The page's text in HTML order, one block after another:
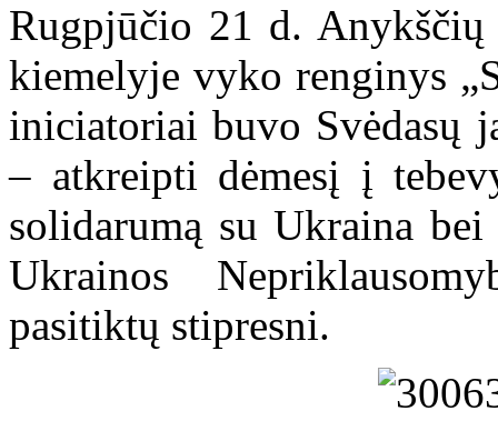
Rugpjūčio 21 d. Anykščių
kiemelyje vyko renginys
iniciatoriai buvo Svėdasų
– atkreipti dėmesį į
solidarumą su Ukraina
Ukrainos
pasitiktų stipresni.